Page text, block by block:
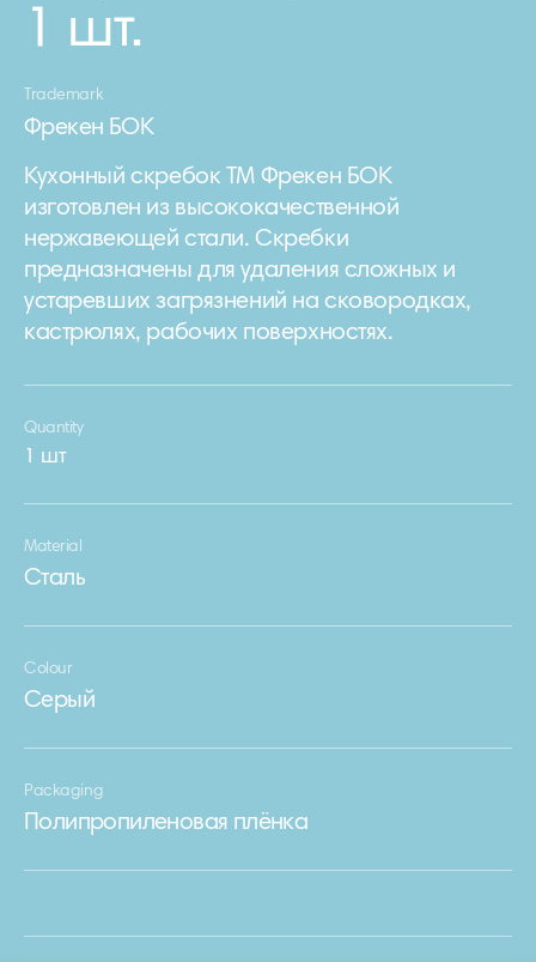
1 шт.
Trademark
Фрекен БОК
Кухонный скребок ТМ Фрекен БОК
изготовлен из высококачественной
нержавеющей стали. Скребки
предназначены для удаления сложных и
устаревших загрязнений на сковородках,
кастрюлях, рабочих поверхностях.
Quantity
1 шт
Material
Сталь
Colour
Серый
Packaging
Полипропиленовая плёнка